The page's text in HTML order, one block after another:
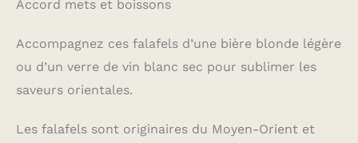
Accord mets et boissons
Accompagnez ces falafels d’une bière blonde légère
ou d’un verre de vin blanc sec pour sublimer les
saveurs orientales.
Les falafels sont originaires du Moyen-Orient et